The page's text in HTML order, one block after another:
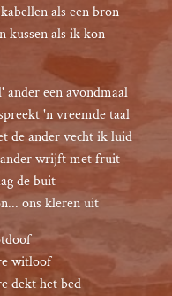
als een bron
kussen als ik kon
een avondmaal
'n vreemde taal
de ander vecht ik luid
wrijft met fruit
de buit
ons kleren uit
witloof
dekt het bed